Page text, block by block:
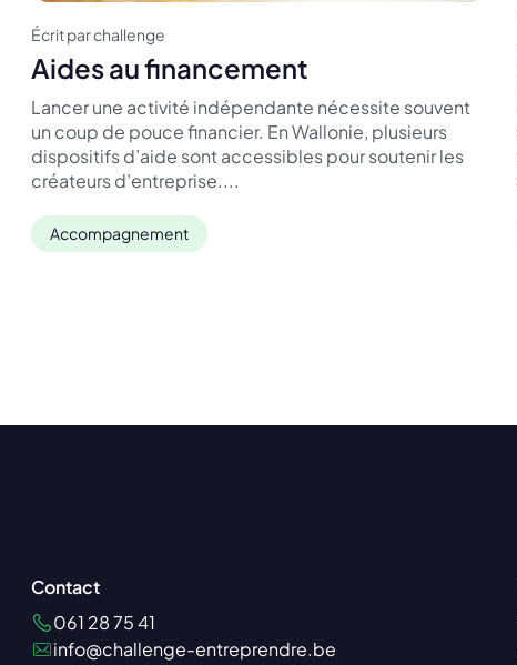
Écrit par challenge
Aides au financement
Lancer une activité indépendante nécessite souvent
un coup de pouce financier. En Wallonie, plusieurs
dispositifs d’aide sont accessibles pour soutenir les
créateurs d’entreprise....
Accompagnement
Contact
061 28 75 41
info@challenge-entreprendre.be